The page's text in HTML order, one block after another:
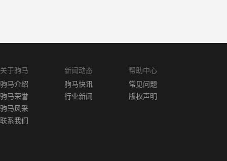
关于驹马
驹马介绍
驹马荣誉
驹马风采
联系我们
新闻动态
驹马快讯
行业新闻
帮助中心
常见问题
版权声明